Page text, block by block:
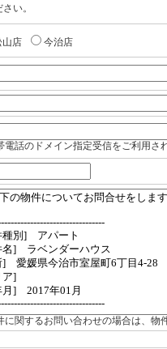
い。
山店 今治店
話のドメイン指定受信をご利用さ
関するお問い合わせの場合は、物